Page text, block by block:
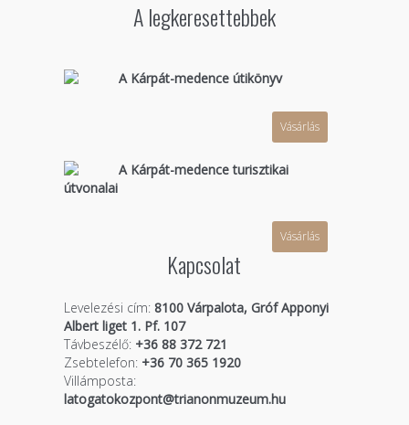
A legkeresettebbek
A Kárpát-medence útikönyv
Vásárlás
A Kárpát-medence turisztikai
útvonalai
Vásárlás
Kapcsolat
Levelezési cím: 8100 Várpalota, Gróf Apponyi
Albert liget 1. Pf. 107
Távbeszélő:+36 88 372 721
Zsebtelefon:+36 70 365 1920
Villámposta:
latogatokozpont@trianonmuzeum.hu